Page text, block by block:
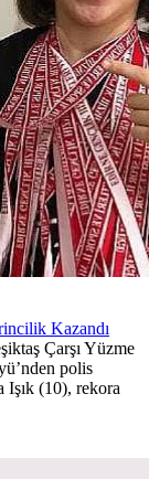
Kazandı
Çarşı Yüzme
polis
Işık (10), rekora